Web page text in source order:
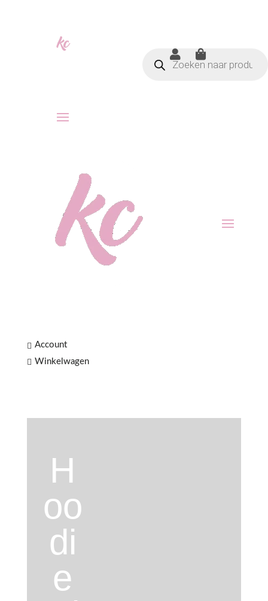
Producten
zoeken
 
 Account
 Winkelwagen
H
oo
di
e